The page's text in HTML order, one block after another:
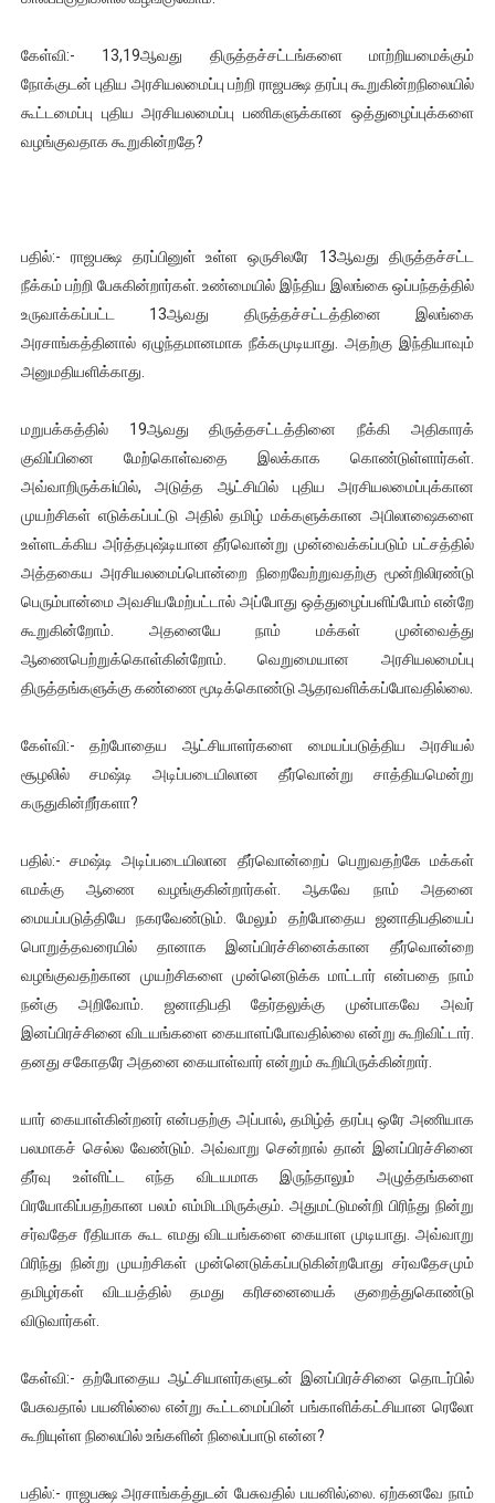
கேள்வி:- 13,19ஆவது திருத்தச்சட்டங்களை மாற்றியமைக்கும்
நோக்குடன் புதிய அரசியலமைப்பு பற்றி ராஜபக்ஷ தரப்பு கூறுகின்றநிலையில்
கூட்டமைப்பு புதிய அரசியலமைப்பு பணிகளுக்கான ஒத்துழைப்புக்களை
வழங்குவதாக கூறுகின்றதே?
பதில்:- ராஜபக்ஷ தரப்பினுள் உள்ள ஒருசிலரே 13ஆவது திருத்தச்சட்ட
நீக்கம் பற்றி பேசுகின்றார்கள். உண்மையில் இந்திய இலங்கை ஒப்பந்தத்தில்
உருவாக்கப்பட்ட 13ஆவது திருத்தச்சட்டத்தினை இலங்கை
அரசாங்கத்தினால் ஏழுந்தமானமாக நீக்கமுடியாது. அதற்கு இந்தியாவும்
அனுமதியளிக்காது.
மறுபக்கத்தில் 19ஆவது திருத்தசட்டத்தினை நீக்கி அதிகாரக்
குவிப்பினை மேற்கொள்வதை இலக்காக கொண்டுள்ளார்கள்.
அவ்வாறிருக்கiயில், அடுத்த ஆட்சியில் புதிய அரசியலமைப்புக்கான
முயற்சிகள் எடுக்கப்பட்டு அதில் தமிழ் மக்களுக்கான அபிலாஷைகளை
உள்ளடக்கிய அர்த்தபுஷ்டியான தீர்வொன்று முன்வைக்கப்படும் பட்சத்தில்
அத்தகைய அரசியலமைப்பொன்றை நிறைவேற்றுவதற்கு மூன்றிலிரண்டு
பெரும்பான்மை அவசியமேற்பட்டால் அப்போது ஒத்துழைப்பளிப்போம் என்றே
கூறுகின்றோம். அதனையே நாம் மக்கள் முன்வைத்து
ஆணைபெற்றுக்கொள்கின்றோம். வெறுமையான அரசியலமைப்பு
திருத்தங்களுக்கு கண்ணை மூடிக்கொண்டு ஆதரவளிக்கப்போவதில்லை.
கேள்வி:- தற்போதைய ஆட்சியாளர்களை மையப்படுத்திய அரசியல்
சூழலில் சமஷ்டி அடிப்படையிலான தீர்வொன்று சாத்தியமென்று
கருதுகின்றீர்களா?
பதில்:- சமஷ்டி அடிப்படையிலான தீர்வொன்றைப் பெறுவதற்கே மக்கள்
எமக்கு ஆணை வழங்குகின்றார்கள். ஆகவே நாம் அதனை
மையப்படுத்தியே நகரவேண்டும். மேலும் தற்போதைய ஜனாதிபதியைப்
பொறுத்தவரையில் தானாக இனப்பிரச்சினைக்கான தீர்வொன்றை
வழங்குவதற்கான முயற்சிகளை முன்னெடுக்க மாட்டார் என்பதை நாம்
நன்கு அறிவோம். ஜனாதிபதி தேர்தலுக்கு முன்பாகவே அவர்
இனப்பிரச்சினை விடயங்களை கையாளப்போவதில்லை என்று கூறிவிட்டார்.
தனது சகோதரே அதனை கையாள்வார் என்றும் கூறியிருக்கின்றார்.
யார் கையாள்கின்றனர் என்பதற்கு அப்பால், தமிழ்த் தரப்பு ஒரே அணியாக
பலமாகச் செல்ல வேண்டும். அவ்வாறு சென்றால் தான் இனப்பிரச்சினை
தீர்வு உள்ளிட்ட எந்த விடயமாக இருந்தாலும் அழுத்தங்களை
பிரயோகிப்பதற்கான பலம் எம்மிடமிருக்கும். அதுமட்டுமன்றி பிரிந்து நின்று
சர்வதேச ரீதியாக கூட எமது விடயங்களை கையாள முடியாது. அவ்வாறு
பிரிந்து நின்று முயற்சிகள் முன்னெடுக்கப்படுகின்றபோது சர்வதேசமும்
தமிழர்கள் விடயத்தில் தமது கரிசனையைக் குறைத்துகொண்டு
விடுவார்கள்.
கேள்வி:- தற்போதைய ஆட்சியாளர்களுடன் இனப்பிரச்சினை தொடர்பில்
பேசுவதால் பயனில்லை என்று கூட்டமைப்பின் பங்காளிக்கட்சியான ரெலோ
கூறியுள்ள நிலையில் உங்களின் நிலைப்பாடு என்ன?
பதில்:- ராஜபக்ஷ அரசாங்கத்துடன் பேசுவதில் பயனில்;லை. ஏற்கனவே நாம்